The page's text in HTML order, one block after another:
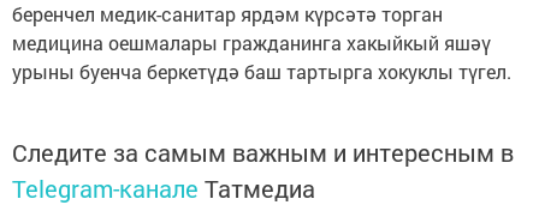
беренчел медик-санитар ярдәм күрсәтә торган
медицина оешмалары гражданинга хакыйкый яшәү
урыны буенча беркетүдә баш тартырга хокуклы түгел.
Следите за самым важным и интересным в
Telegram-канале Татмедиа